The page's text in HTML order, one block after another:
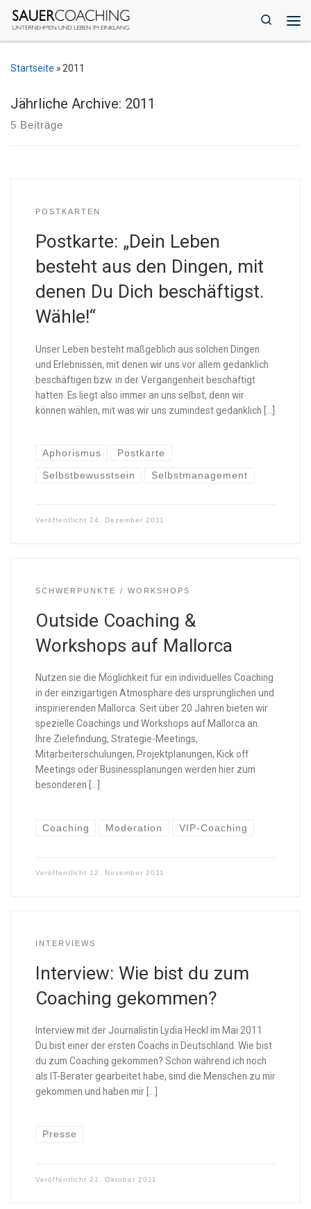
Zum Inhalt springen
Search
Startseite » 2011
Jährliche Archive: 2011
5 Beiträge
POSTKARTEN
Postkarte: „Dein Leben
besteht aus den Dingen, mit
denen Du Dich beschäftigst.
Wähle!“
Unser Leben besteht maßgeblich aus solchen Dingen
und Erlebnissen, mit denen wir uns vor allem gedanklich
beschäftigen bzw. in der Vergangenheit beschäftigt
hatten. Es liegt also immer an uns selbst, denn wir
können wählen, mit was wir uns zumindest gedanklich […]
Aphorismus Postkarte
Selbstbewusstsein Selbstmanagement
Veröffentlicht 24. Dezember 2011
SCHWERPUNKTE WORKSHOPS
Outside Coaching &
Workshops auf Mallorca
Nutzen sie die Möglichkeit für ein individuelles Coaching
in der einzigartigen Atmosphäre des ursprünglichen und
inspirierenden Mallorca. Seit über 20 Jahren bieten wir
spezielle Coachings und Workshops auf Mallorca an.
Ihre Zielefindung, Strategie-Meetings,
Mitarbeiterschulungen, Projektplanungen, Kick off
Meetings oder Businessplanungen werden hier zum
besonderen […]
Coaching Moderation VIP-Coaching
Veröffentlicht 12. November 2011
INTERVIEWS
Interview: Wie bist du zum
Coaching gekommen?
Interview mit der Journalistin Lydia Heckl im Mai 2011
Du bist einer der ersten Coachs in Deutschland. Wie bist
du zum Coaching gekommen? Schon während ich noch
als IT-Berater gearbeitet habe, sind die Menschen zu mir
gekommen und haben mir […]
Presse
Veröffentlicht 21. Oktober 2011